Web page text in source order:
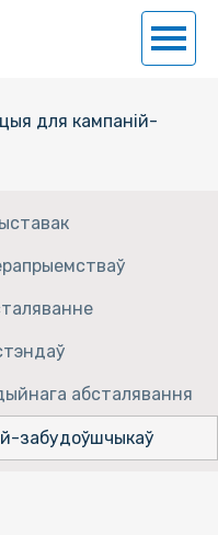
для кампаній-
абсталявання
забудоўшчыкаў